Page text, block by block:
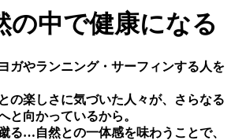
の中で健康になる
ガやランニング・サーフィンする⼈を
の楽しさに気づいた⼈々が、さらなる
と向かっているから。
る…⾃然との⼀体感を味わうことで、